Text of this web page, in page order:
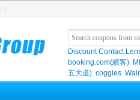
Discount Contact
booking.com(繽客)
五大道) coggles